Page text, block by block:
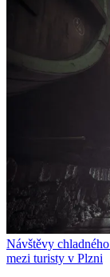
Návštěvy
mezi turisty v Plzni